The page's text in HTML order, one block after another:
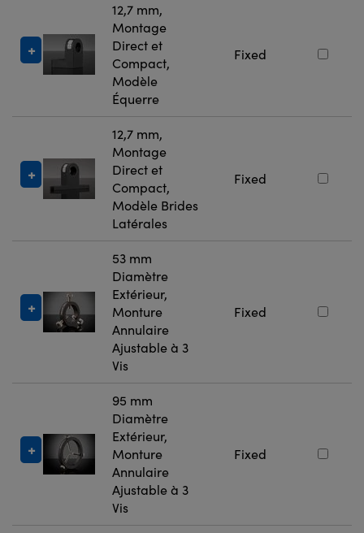
12,7 mm,
Montage
Direct et
Compact,
Modèle
Équerre
Fixed
12,7 mm,
Montage
Direct et
Compact,
Modèle Brides
Latérales
Fixed
53 mm
Diamètre
Extérieur,
Monture
Annulaire
Ajustable à 3
Vis
Fixed
95 mm
Diamètre
Extérieur,
Monture
Annulaire
Ajustable à 3
Vis
Fixed